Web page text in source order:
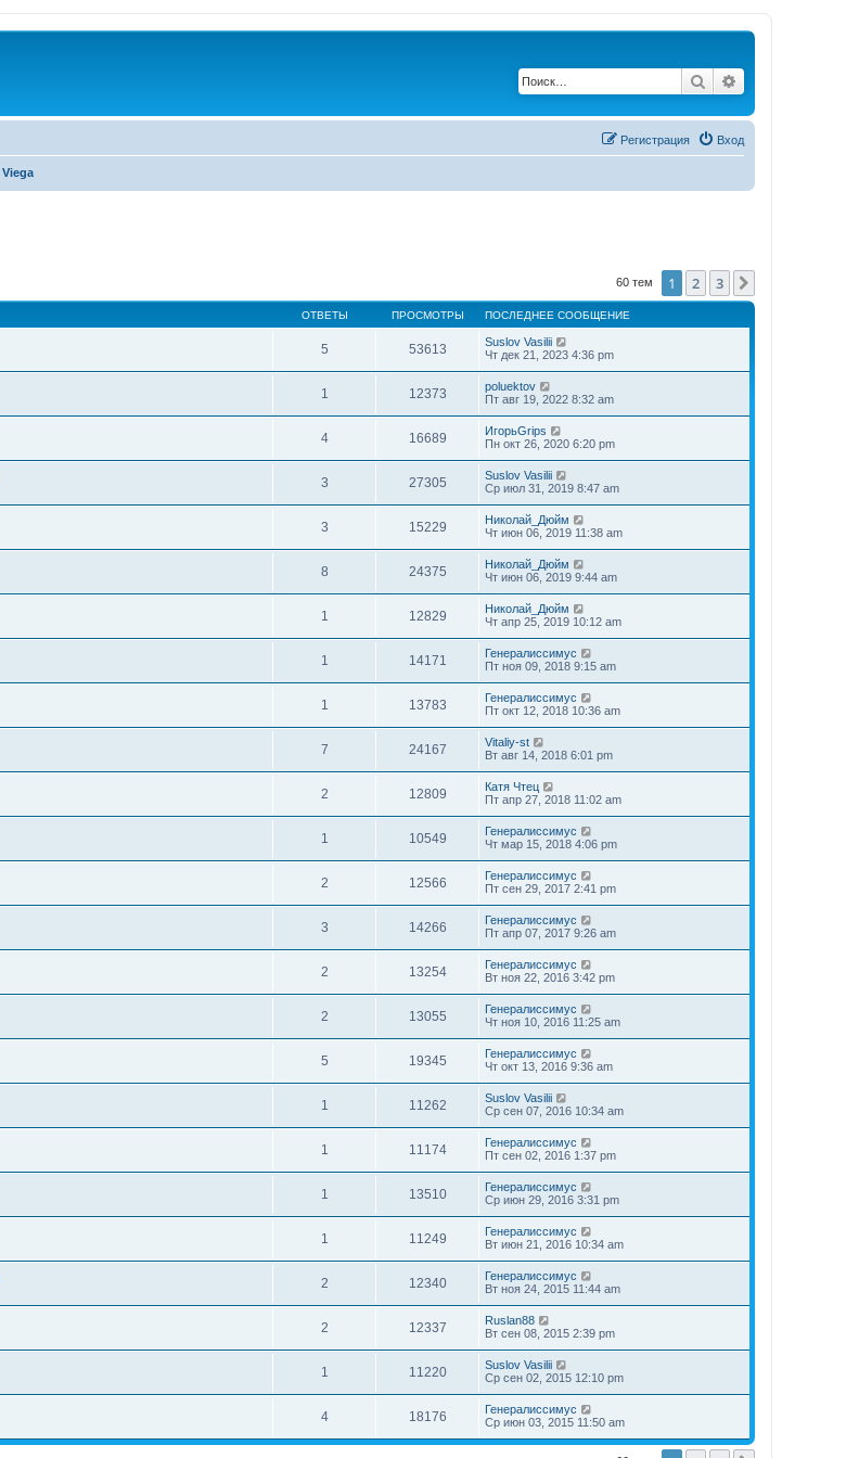
Поиск
Вход
Регистрация
Viega
60 тем 1 2 3
ОТВЕТЫ ПРОСМОТРЫ ПОСЛЕДНЕЕ СООБЩЕНИЕ
5 53613
Suslov Vasilii
Чт дек 21, 2023 4:36 pm
1 12373
poluektov
Пт авг 19, 2022 8:32 am
4 16689
ИгорьGrips
Пн окт 26, 2020 6:20 pm
3 27305
Suslov Vasilii
Ср июл 31, 2019 8:47 am
3 15229
Николай_Дюйм
Чт июн 06, 2019 11:38 am
8 24375
Николай_Дюйм
Чт июн 06, 2019 9:44 am
1 12829
Николай_Дюйм
Чт апр 25, 2019 10:12 am
1 14171
Генералиссимус
Пт ноя 09, 2018 9:15 am
1 13783
Генералиссимус
Пт окт 12, 2018 10:36 am
7 24167
Vitaliy-st
Вт авг 14, 2018 6:01 pm
2 12809
Катя Чтец
Пт апр 27, 2018 11:02 am
1 10549
Генералиссимус
Чт мар 15, 2018 4:06 pm
2 12566
Генералиссимус
Пт сен 29, 2017 2:41 pm
3 14266
Генералиссимус
Пт апр 07, 2017 9:26 am
2 13254
Генералиссимус
Вт ноя 22, 2016 3:42 pm
2 13055
Генералиссимус
Чт ноя 10, 2016 11:25 am
5 19345
Генералиссимус
Чт окт 13, 2016 9:36 am
1 11262
Suslov Vasilii
Ср сен 07, 2016 10:34 am
1 11174
Генералиссимус
Пт сен 02, 2016 1:37 pm
1 13510
Генералиссимус
Ср июн 29, 2016 3:31 pm
1 11249
Генералиссимус
Вт июн 21, 2016 10:34 am
2 12340
Генералиссимус
Вт ноя 24, 2015 11:44 am
2 12337
Ruslan88
Вт сен 08, 2015 2:39 pm
1 11220
Suslov Vasilii
Ср сен 02, 2015 12:10 pm
4 18176
Генералиссимус
Ср июн 03, 2015 11:50 am